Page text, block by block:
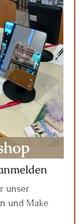
unser
und Make